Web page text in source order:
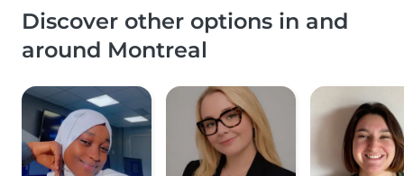
Discover other options in and
around Montreal